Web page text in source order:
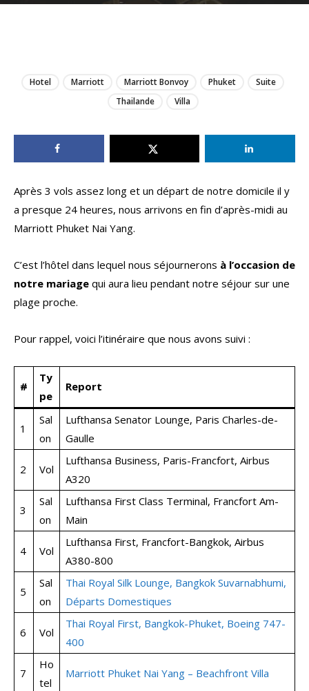
Hotel Marriott Marriott Bonvoy Phuket
Suite
Thailande
Villa
Après 3 vols assez long et un départ de notre domicile il y
a presque 24 heures, nous arrivons en fin d’après-midi au
Marriott Phuket Nai Yang.
C’est l’hôtel dans lequel nous séjournerons à l’occasion de
notre mariage qui aura lieu pendant notre séjour sur une
plage proche.
Pour rappel, voici l’itinéraire que nous avons suivi :
#
Ty
pe
Report
1
Sal
on
Lufthansa Senator Lounge, Paris Charles-de-
Gaulle
2 Vol
Lufthansa Business, Paris-Francfort, Airbus
A320
3
Sal
on
Lufthansa First Class Terminal, Francfort Am-
Main
4 Vol
Lufthansa First, Francfort-Bangkok, Airbus
A380-800
5
Sal
on
Thai Royal Silk Lounge, Bangkok Suvarnabhumi,
Départs Domestiques
6 Vol
Thai Royal First, Bangkok-Phuket, Boeing 747-
400
7
Ho
tel
Marriott Phuket Nai Yang – Beachfront Villa